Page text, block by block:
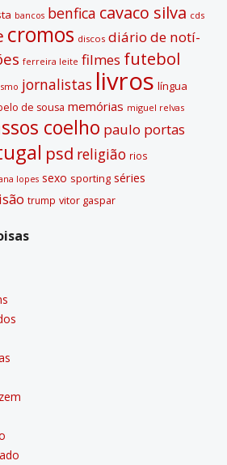
bancos benfica cavaco silva cds
cromos discos diário de notí­
ferreira leite filmes futebol
jornalistas livros lí­ngua
de sousa memórias miguel relvas
coelho paulo portas
psd religião rios
lopes sexo sporting séries
trump vitor gaspar